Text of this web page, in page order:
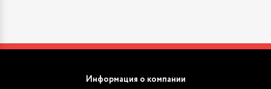
Информация о компании